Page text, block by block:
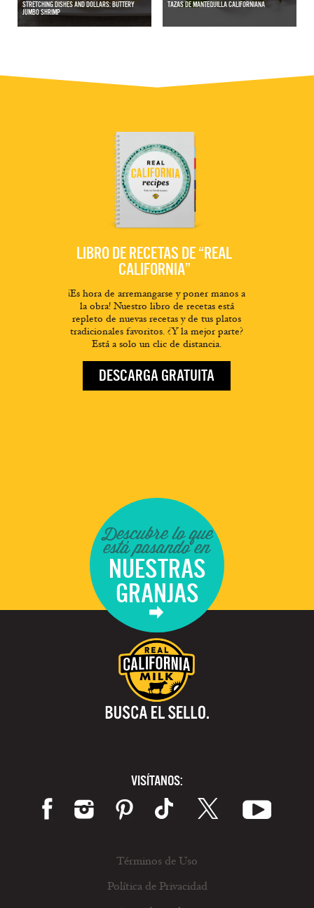
STRETCHING DISHES AND DOLLARS: BUTTERY
JUMBO SHRIMP
TAZAS DE MANTEQUILLA CALIFORNIANA
LIBRO DE RECETAS DE “REAL
CALIFORNIA”
¡Es hora de arremangarse y poner manos a
la obra! Nuestro libro de recetas está
repleto de nuevas recetas y de tus platos
tradicionales favoritos. ¿Y la mejor parte?
Está a solo un clic de distancia.
DESCARGA GRATUITA
Descubre lo que
está pasando en
NUESTRAS
GRANJAS
VISÍTANOS:
Términos de Uso
Política de Privacidad